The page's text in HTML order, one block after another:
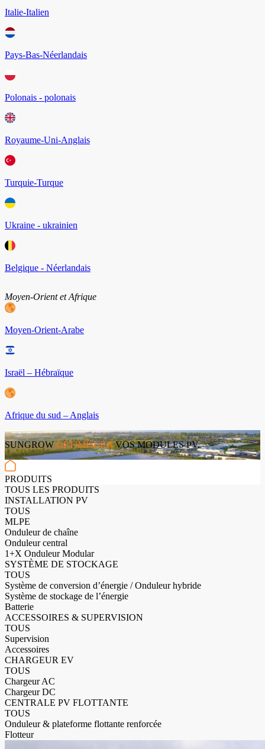
Italie-Italien
Pays-Bas-Néerlandais
Polonais - polonais
Royaume-Uni-Anglais
Turquie-Turque
Ukraine - ukrainien
Belgique - Néerlandais
Moyen-Orient et Afrique
Moyen-Orient-Arabe
Israël – Hébraïque
Afrique du sud – Anglais
SUNGROWOPTIMISERAVOS MODULES PV.
PRODUITS
TOUS LES PRODUITS
INSTALLATION PV
TOUS
MLPE
Onduleur de chaîne
Onduleur central
1+X Onduleur Modular
SYSTÈME DE STOCKAGE
TOUS
Système de conversion d’énergie / Onduleur hybride
Système de stockage de l’énergie
Batterie
ACCESSOIRES & SUPERVISION
TOUS
Supervision
Accessoires
CHARGEUR EV
TOUS
Chargeur AC
Chargeur DC
CENTRALE PV FLOTTANTE
TOUS
Onduleur & plateforme flottante renforcée
Flotteur